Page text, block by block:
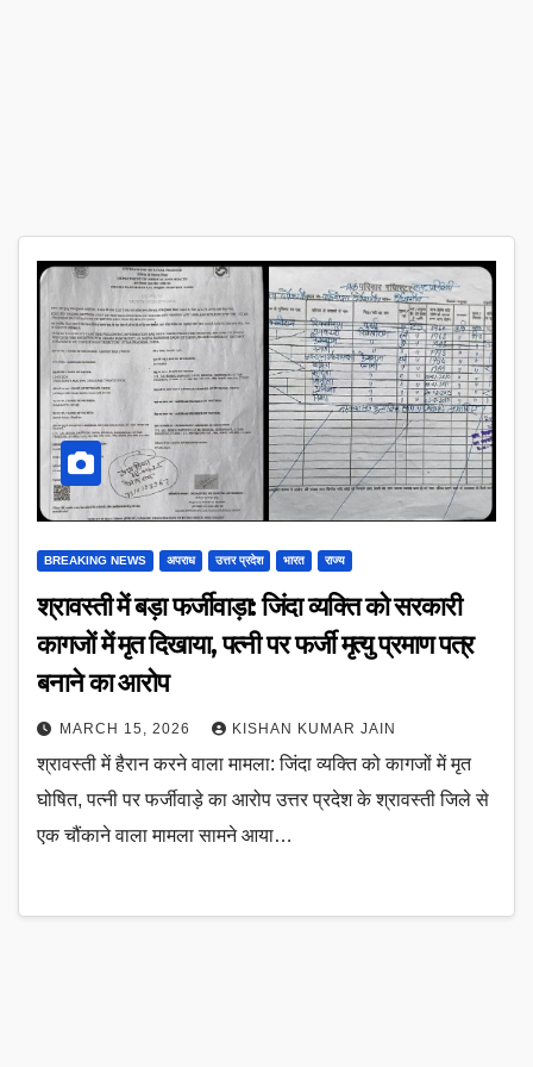
BREAKING NEWS अपराध उत्तर प्रदेश भारत राज्य
श्रावस्ती में बड़ा फर्जीवाड़ा: जिंदा व्यक्ति को सरकारी
कागजों में मृत दिखाया, पत्नी पर फर्जी मृत्यु प्रमाण पत्र
बनाने का आरोप
MARCH 15, 2026 KISHAN KUMAR JAIN
श्रावस्ती में हैरान करने वाला मामला: जिंदा व्यक्ति को कागजों में मृत
घोषित, पत्नी पर फर्जीवाड़े का आरोप उत्तर प्रदेश के श्रावस्ती जिले से
एक चौंकाने वाला मामला सामने आया…